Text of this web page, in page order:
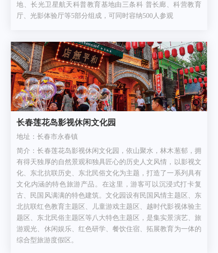
地、长光卫星航天科普教育基地由三条科 普长廊、科营教育
厅、光影体验厅等5部分组成，可同时容纳500人参观
长春莲花岛影视休闲文化园
地址：长春市永春镇
简介：长春莲花岛影视休闲文化园，依山聚水，林木葱郁，拥
有得天独厚的自然景观和独具匠心的历史人文风情，以影视文
化、东北抗联历史、东北民俗文化为主题，打造了一系列具有
文化内涵的特色旅游产品。在这里，游客可以沉浸式打卡复
古、民国风满满的特色建筑。文化园设有民国风情主题区、东
北抗联红色教育主题区、儿童游戏主题区、越时代影视体验主
题区、东北民俗主题区等八大特色主题区，是集实景演艺、旅
游观光、休闲娱乐、红色研学、餐饮住宿、拓展教育为一体的
综合型旅游度假区。